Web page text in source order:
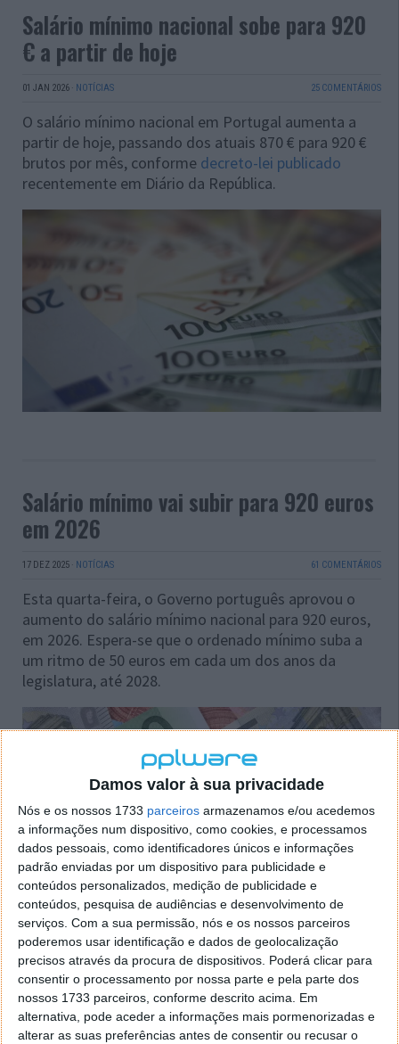
Damos valor à sua privacidade
Nós e os nossos 1733 parceiros armazenamos e/ou acedemos
a informações num dispositivo, como cookies, e processamos
dados pessoais, como identificadores únicos e informações
padrão enviadas por um dispositivo para publicidade e
conteúdos personalizados, medição de publicidade e
conteúdos, pesquisa de audiências e desenvolvimento de
serviços. Com a sua permissão, nós e os nossos parceiros
poderemos usar identificação e dados de geolocalização
precisos através da procura de dispositivos. Poderá clicar para
consentir o processamento por nossa parte e pela parte dos
nossos 1733 parceiros, conforme descrito acima. Em
alternativa, pode aceder a informações mais pormenorizadas e
alterar as suas preferências antes de consentir ou recusar o
Salário mínimo nacional sobe para 920
€ a partir de hoje
01 JAN 2026 · NOTÍCIAS 25 COMENTÁRIOS
O salário mínimo nacional em Portugal aumenta a
partir de hoje, passando dos atuais 870 € para 920 €
brutos por mês, conforme decreto-lei publicado
recentemente em Diário da República.
Salário mínimo vai subir para 920 euros
em 2026
17 DEZ 2025 · NOTÍCIAS 61 COMENTÁRIOS
Esta quarta-feira, o Governo português aprovou o
aumento do salário mínimo nacional para 920 euros,
em 2026. Espera-se que o ordenado mínimo suba a
um ritmo de 50 euros em cada um dos anos da
legislatura, até 2028.
Sabia que pode receber 435 euros do
salário mínimo em dinheiro?